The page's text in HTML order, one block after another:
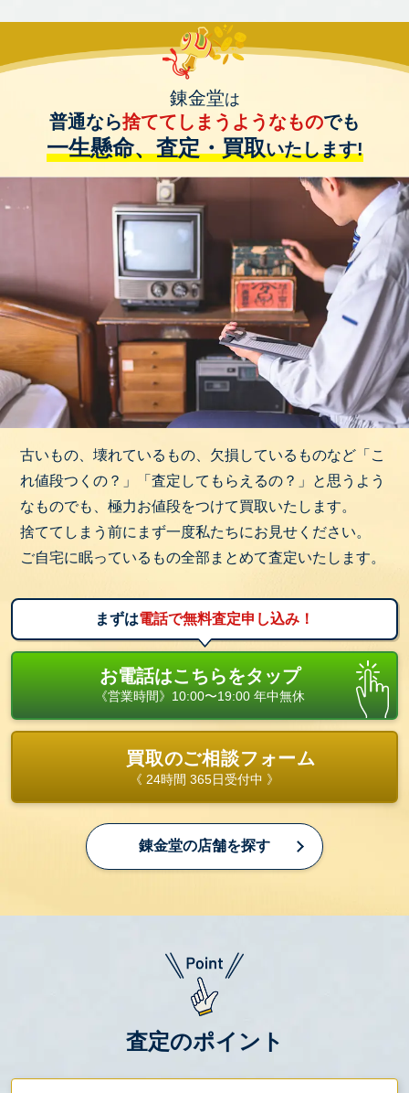
錬金堂は
普通なら捨ててしまうようなものでも
一生懸命、査定・買取いたします!
古いもの、壊れているもの、欠損しているものなど「こ
れ値段つくの？」「査定してもらえるの？」と思うよう
なものでも、極力お値段をつけて買取いたします。
捨ててしまう前にまず一度私たちにお見せください。
ご自宅に眠っているもの全部まとめて査定いたします。
まずは電話で無料査定申し込み！
お電話はこちらをタップ
《営業時間》10:00〜19:00 年中無休
買取のご相談フォーム
《 24時間 365日受付中 》
錬金堂の店舗を探す
査定のポイント